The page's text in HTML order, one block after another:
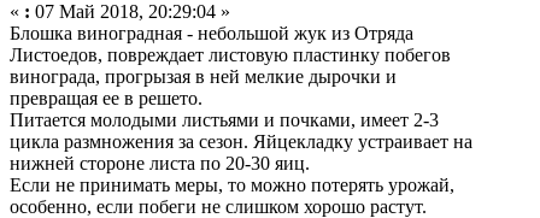
« : 07 Май 2018, 20:29:04 »
Блошка виноградная - небольшой жук из Отряда
Листоедов, повреждает листовую пластинку побегов
винограда, прогрызая в ней мелкие дырочки и
превращая ее в решето.
Питается молодыми листьями и почками, имеет 2-3
цикла размножения за сезон. Яйцекладку устраивает на
нижней стороне листа по 20-30 яиц.
Если не принимать меры, то можно потерять урожай,
особенно, если побеги не слишком хорошо растут.